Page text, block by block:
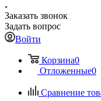
Заказать звонок
Задать вопрос
Войти
Корзина0
Отложенные0
Сравнение